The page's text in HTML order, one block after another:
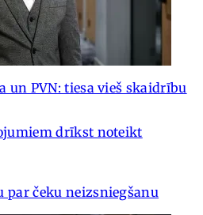
un PVN: tiesa vieš skaidrību
drīkst noteikt
par čeku neizsniegšanu